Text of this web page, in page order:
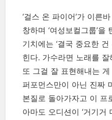
‘걸스 온 파이어’가 이른
창하며 ‘여성보컬그룹’
기치에는 ‘결국 중요한
힌다. 가수라면 노래를
또 그걸 잘 표현해내는
퍼포먼스만이 아닌 진짜
본질로 돌아가자고 이 프
아마도 오디션이 ‘거기거